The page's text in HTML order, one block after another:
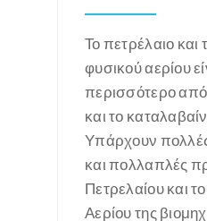
Το πετρέλαιο και
φυσικού αερίου
περισσότερο από
και το
Υπάρχουν
και πολλαπλές
Πετρελαίου και
Αερίου της